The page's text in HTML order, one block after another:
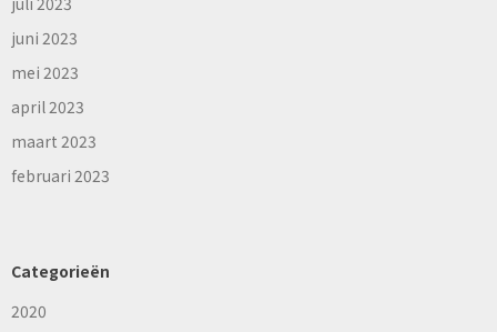
juni 2023
mei 2023
april 2023
maart 2023
februari 2023
Categorieën
2020